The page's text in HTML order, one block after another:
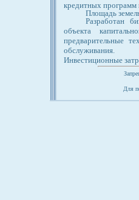
кредитных программ
Площадь
Разработан
объекта
предварительные
обслуживания.
Инвестиционные
Для